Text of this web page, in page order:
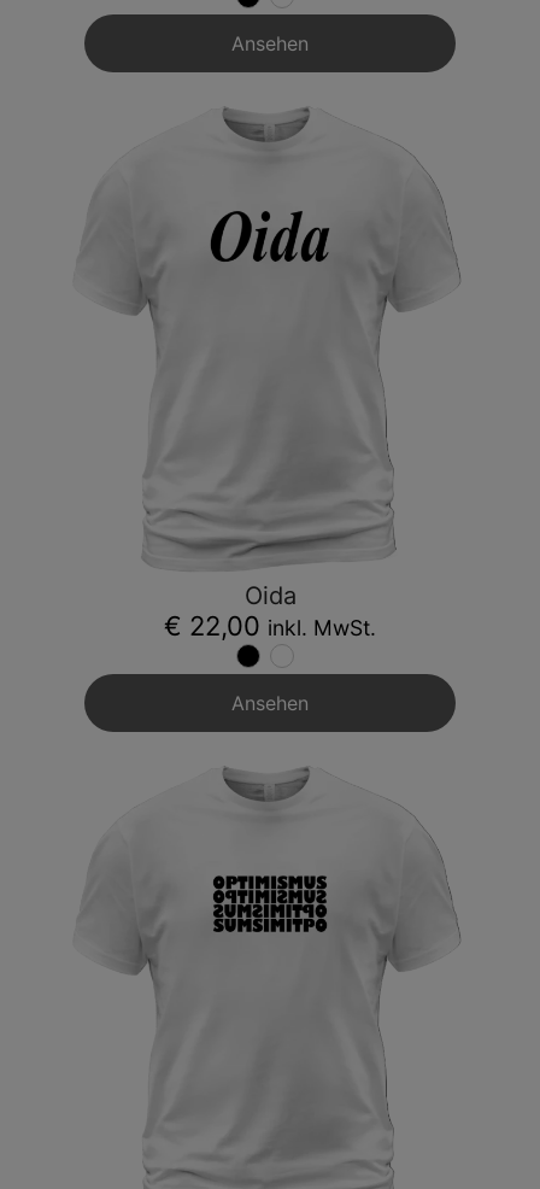
Ansehen
Oida
€ 22,00 inkl. MwSt.
Ansehen